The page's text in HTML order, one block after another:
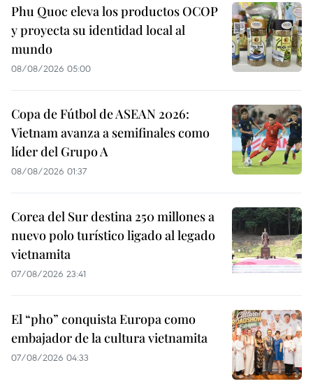
Phu Quoc eleva los productos OCOP
y proyecta su identidad local al
mundo
08/08/2026 05:00
Copa de Fútbol de ASEAN 2026:
Vietnam avanza a semifinales como
líder del Grupo A
08/08/2026 01:37
Corea del Sur destina 250 millones a
nuevo polo turístico ligado al legado
vietnamita
07/08/2026 23:41
El “pho” conquista Europa como
embajador de la cultura vietnamita
07/08/2026 04:33